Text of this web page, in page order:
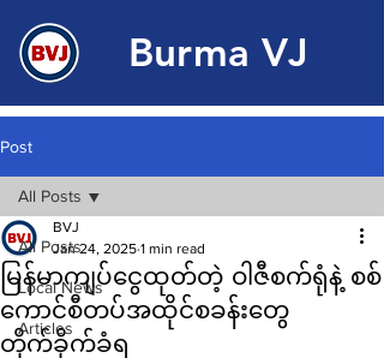
Burma VJ
Post
All Posts
Local News
Articles
All Posts
မြန်မာကျပ်ငွေထုတ်တဲ့ ဝါဇီစက်ရုံနဲ့ စစ်
ကောင်စီတပ်အထိုင်စခန်းတွေ
တိုက်ခိုက်ခံရ
BVJ
Jan 24, 2025 1 min read